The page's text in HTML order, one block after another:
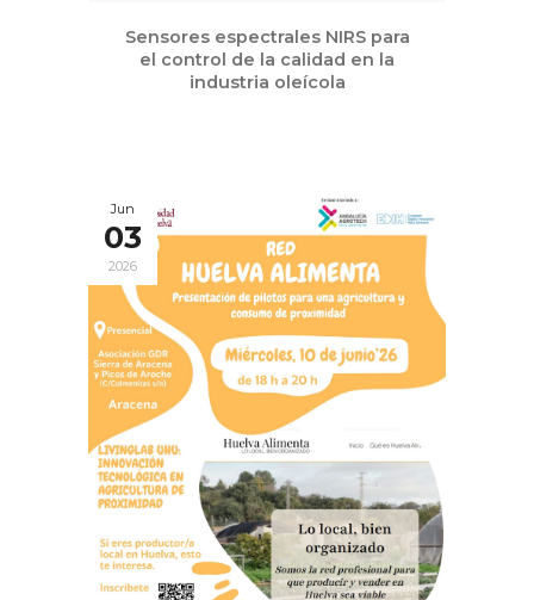
Sensores espectrales NIRS para
el control de la calidad en la
industria oleícola
Jun
03
2026